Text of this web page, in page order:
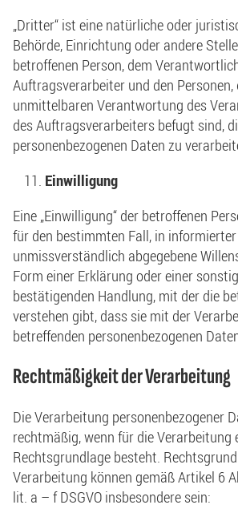
„Dritter“ ist eine natürliche oder
Behörde, Einrichtung oder andere
betroffenen Person, dem
Auftragsverarbeiter und den
unmittelbaren Verantwortung des
des Auftragsverarbeiters befugt sind,
personenbezogenen Daten zu
Einwilligung
Eine „Einwilligung“ der betroffenen
für den bestimmten Fall, in informierter
unmissverständlich abgegebene
Form einer Erklärung oder einer
bestätigenden Handlung, mit der die
verstehen gibt, dass sie mit der
betreffenden personenbezogenen
Rechtmäßigkeit der Verarbeitung
Die Verarbeitung personenbezogener
rechtmäßig, wenn für die Verarbeitung
Rechtsgrundlage besteht.
Verarbeitung können gemäß Artikel 6
lit. a – f DSGVO insbesondere sein: